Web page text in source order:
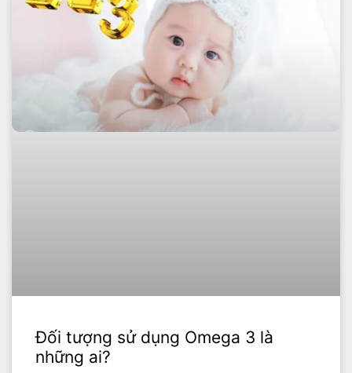
Đối tượng sử dụng Omega 3 là
những ai?